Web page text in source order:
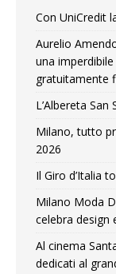
Con UniCredit
Aurelio
una
gratuitamente
L’Albereta
Milano, tutto
2026
Il Giro d’Italia
Milano Moda
celebra design
Al cinema
dedicati al